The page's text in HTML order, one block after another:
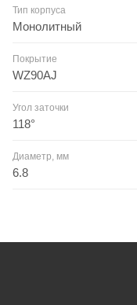
Тип корпуса
Монолитный
Покрытие
WZ90AJ
Угол заточки
118°
Диаметр, мм
6.8